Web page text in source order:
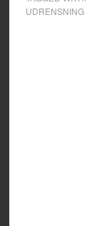
UDRENSNING